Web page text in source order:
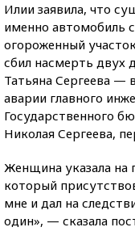
Илии заявила, что
именно автомобиль
огороженный
сбил насмерть двух
Татьяна Сергеева —
аварии главного
Государственного
Николая Сергеева,
Женщина указала на
который
мне и дал на
один», — сказала